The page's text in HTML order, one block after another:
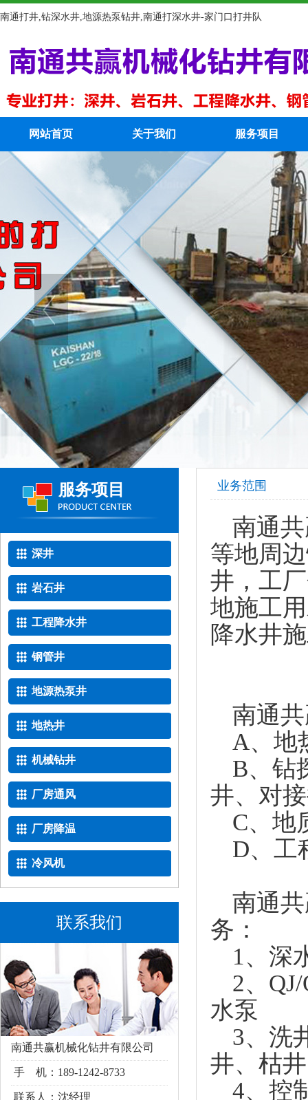
南通打井,钻深水井,地源热泵钻井,南通打深水井-家门口打井队
网站首页 关于我们 服务项目
服务项目
深井
岩石井
工程降水井
钢管井
地源热泵井
地热井
机械钻井
厂房通风
厂房降温
冷风机
联系我们
南通共赢机械化钻井有限公司
手 机：189-1242-8733
联系人：沈经理
业务范围
南通
等地周
井，工
地施工
降水井
南通
A、地
B、钻
井、对
C、地
D、工
南通
务：
1、深
2、
水泵
3、洗
井、枯
4、控